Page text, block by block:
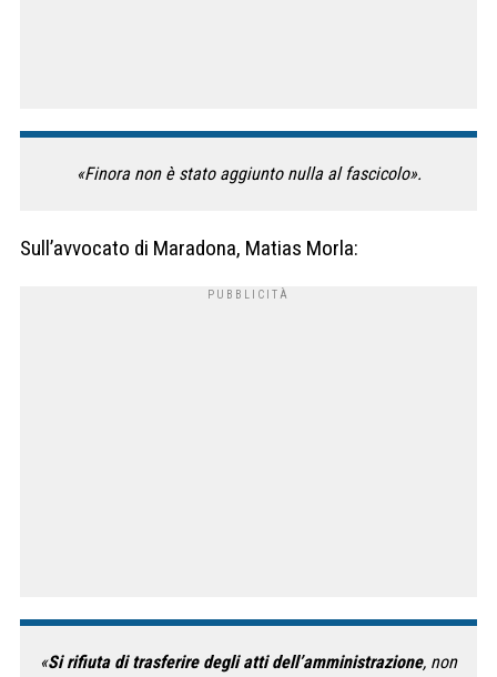
«Finora non è stato aggiunto nulla al fascicolo».
Sull’avvocato di Maradona, Matias Morla:
«Si rifiuta di trasferire degli atti dell’amministrazione, non